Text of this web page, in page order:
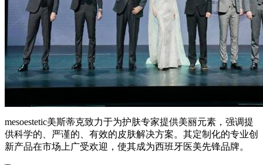
mesoestetic美斯蒂克致力于为护肤专家提供美丽元素，强调提
供科学的、严谨的、有效的皮肤解决方案。其定制化的专业创
新产品在市场上广受欢迎，使其成为西班牙医美先锋品牌。